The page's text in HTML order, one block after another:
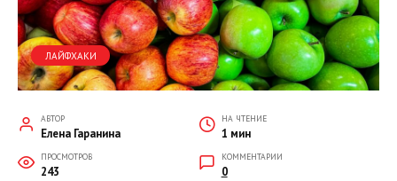
ЛАЙФХАКИ
АВТОР
Елена Гаранина
НА ЧТЕНИЕ
1 мин
ПРОСМОТРОВ
243
КОММЕНТАРИИ
0